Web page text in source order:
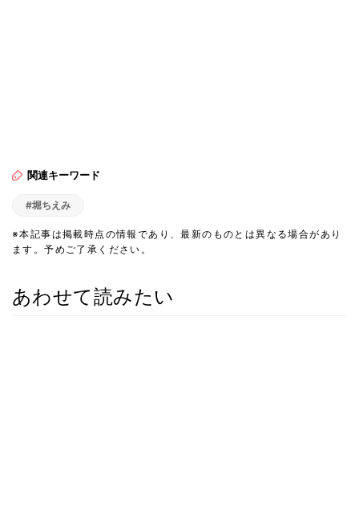
関連キーワード
#堀ちえみ
※本記事は掲載時点の情報であり、最新のものとは異なる場合があり
ます。予めご了承ください。
あわせて読みたい